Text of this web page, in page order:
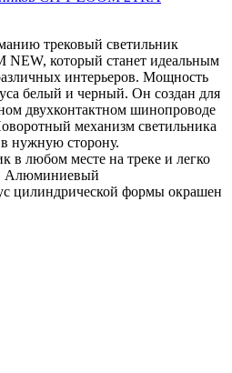
трековый светильник
который станет идеальным
интерьеров. Мощность
белый и черный. Он создан для
двухконтактном шинопроводе
механизм светильника
в нужную сторону.
в любом месте на треке и легко
Алюминиевый
цилиндрической формы окрашен